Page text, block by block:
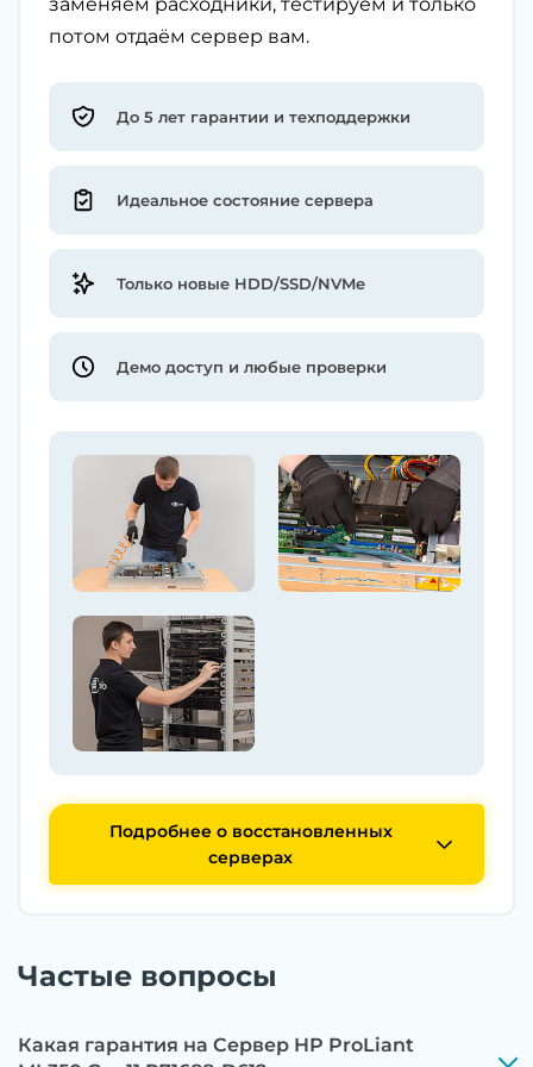
потом отдаём сервер вам.
До 5 лет гарантии и техподдержки
Идеальное состояние сервера
Только новые HDD/SSD/NVMe
Демо доступ и любые проверки
Подробнее о восстановленных
серверах
Частые вопросы
Какая гарантия на Сервер HP ProLiant